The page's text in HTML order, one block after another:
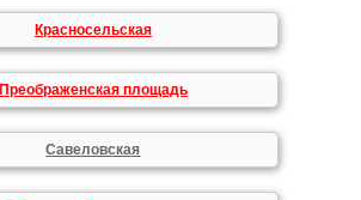
Красносельская
Преображенская площадь
Савеловская